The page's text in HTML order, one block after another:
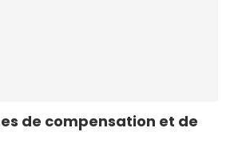
de compensation et de